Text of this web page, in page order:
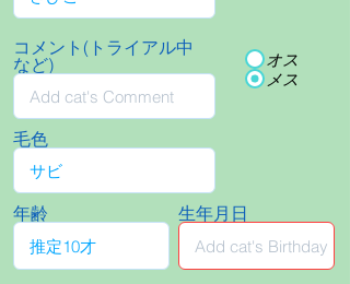
コメント(トライアル中
など)
オス
メス
毛色
年齢 生年月日